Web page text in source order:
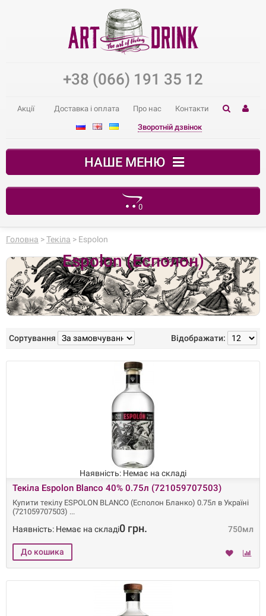
+38 (066) 191 35 12
Акції Доставка і оплата Про нас Контакти
Зворотній дзвінок
НАШЕ МЕНЮ
0
Ваш кошик порожній
Головна >Текіла > Espolon
Espolon (Есполон)
Відображати:
Сортування
Наявність: Немає на складі
Текіла Espolon Blanco 40% 0.75л (721059707503)
Купити текілу ESPOLON BLANCO (Есполон Бланко) 0.75л в Україні
(721059707503)
750мл
Наявність: Немає на складі0 грн.